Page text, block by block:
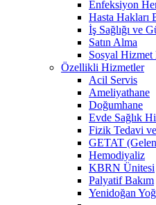
Enfeksiyon
Hasta Hakları
İş Sağlığı ve
Satın Alma
Sosyal
Özellikli Hizmetler
Acil Servis
Ameliyathane
Doğumhane
Evde Sağlık
Fizik Tedavi
GETAT
Hemodiyaliz
KBRN Ünitesi
Palyatif Bakım
Yenidoğan